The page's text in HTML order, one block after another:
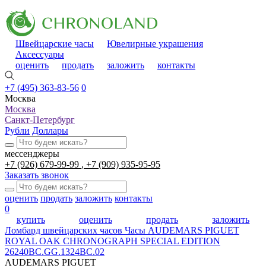
Швейцарские часы
Ювелирные украшения
Аксессуары
оценить
продать заложить контакты
+7 (495) 363-83-56 0
Москва
Москва
Санкт-Петербург
Рубли Доллары
мессенджеры
+7 (926) 679-99-99
+7 (909) 935-95-95
Заказать звонок
оценить продать заложить контакты
0
купить
оценить продать
заложить
Ломбард швейцарских часов Часы AUDEMARS PIGUET
ROYAL OAK CHRONOGRAPH SPECIAL EDITION
26240BC.GG.1324BC.02
AUDEMARS PIGUET